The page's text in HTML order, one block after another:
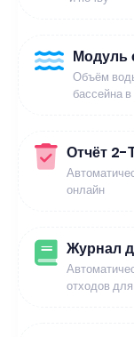
Модуль
Объём
бассейна
Отчёт
онлайн
Журнал
отходов